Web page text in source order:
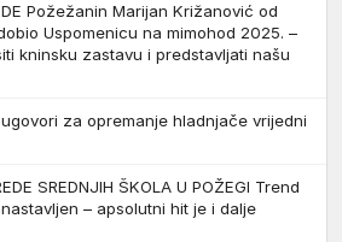
Požežanin Marijan Križanović od
Uspomenicu na mimohod 2025. –
kninsku zastavu i predstavljati našu
ugovori za opremanje hladnjače vrijedni
SREDNJIH ŠKOLA U POŽEGI Trend
– apsolutni hit je i dalje